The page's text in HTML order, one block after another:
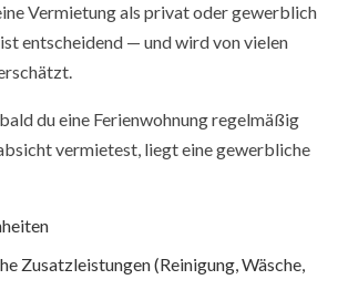
Vermietung als privat oder gewerblich
entscheidend — und wird von vielen
du eine Ferienwohnung regelmäßig
vermietest, liegt eine gewerbliche
Zusatzleistungen (Reinigung, Wäsche,